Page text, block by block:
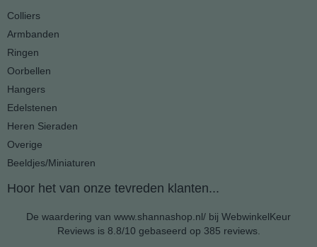
Colliers
Armbanden
Ringen
Oorbellen
Hangers
Edelstenen
Heren Sieraden
Overige
Beeldjes/Miniaturen
Hoor het van onze tevreden klanten...
De waardering van www.shannashop.nl/ bij WebwinkelKeur
Reviewsis 8.8/10 gebaseerd op 385 reviews.